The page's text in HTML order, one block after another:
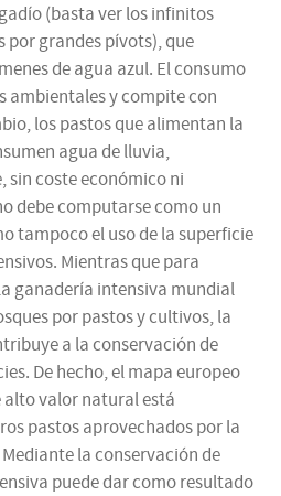
(basta ver los infinitos
por grandes pívots), que
de agua azul. El consumo
ambientales y compite con
los pastos que alimentan la
agua de lluvia,
sin coste económico ni
debe computarse como un
tampoco el uso de la superficie
Mientras que para
ganadería intensiva mundial
por pastos y cultivos, la
a la conservación de
De hecho, el mapa europeo
alto valor natural está
pastos aprovechados por la
Mediante la conservación de
puede dar como resultado